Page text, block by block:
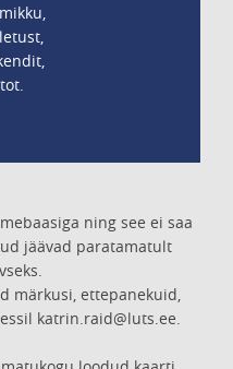
ning see ei saa
jäävad paratamatult
märkusi, ettepanekuid,
katrin.raid@luts.ee.